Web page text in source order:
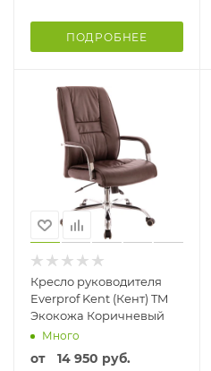
ПОДРОБНЕЕ
Кресло руководителя
Everprof Kent (Кент) TM
Экокожа Коричневый
Много
от 14 950 руб.